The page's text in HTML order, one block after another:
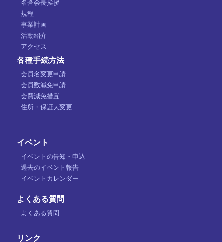
名誉会長挨拶
規程
事業計画
活動紹介
アクセス
各種手続方法
会員名変更申請
会員数減免申請
会費減免措置
住所・保証人変更
イベント
イベントの告知・申込
過去のイベント報告
イベントカレンダー
よくある質問
よくある質問
リンク